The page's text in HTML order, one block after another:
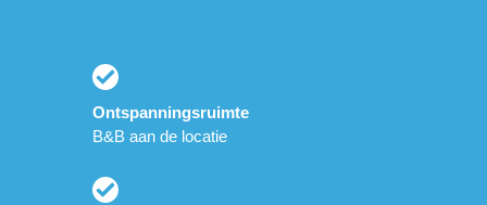
Ontspanningsruimte
B&B aan de locatie